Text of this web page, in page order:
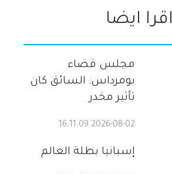
اقرا ايضا
مجلس قضاء
بومرداس: السائق كان
تأثير مخدر
2026-08-02 16:11:09
إسبانيا بطلة العالم